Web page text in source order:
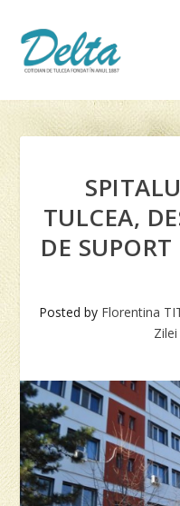
TULCEA,
DE
Posted by Florentina
Zilei